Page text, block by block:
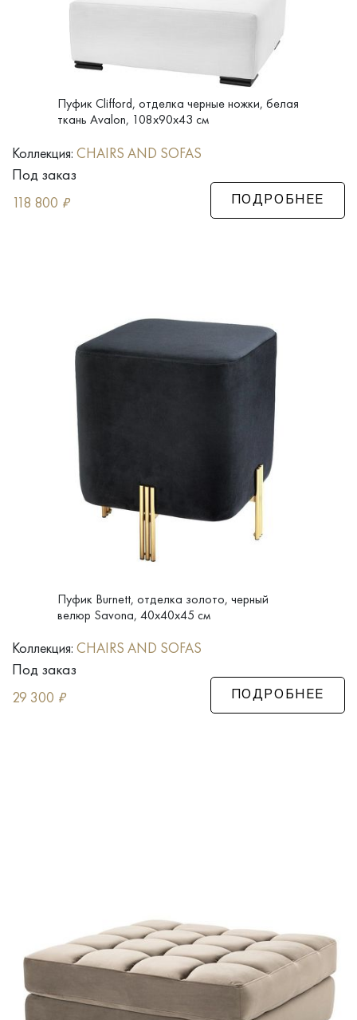
Пуфик Clifford, отделка черные ножки, белая
ткань Avalon, 108x90x43 см
Коллекция: CHAIRS AND SOFAS
Под заказ
118 800 ₽ ПОДРОБНЕЕ
Пуфик Burnett, отделка золото, черный
велюр Savona, 40x40x45 см
Коллекция: CHAIRS AND SOFAS
Под заказ
29 300 ₽ ПОДРОБНЕЕ